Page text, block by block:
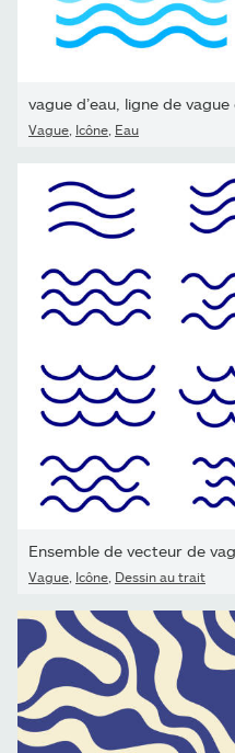
Vague Icône Eau
Ensemble de vecteur de
Vague Icône Dessin au trait